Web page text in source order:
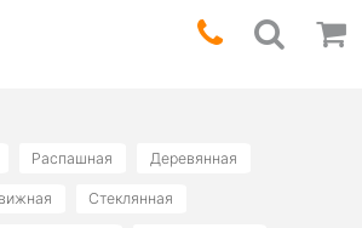
Распашная Деревянная
Стеклянная